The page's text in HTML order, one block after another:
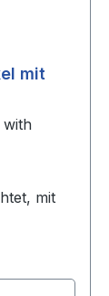
mit
with
mit